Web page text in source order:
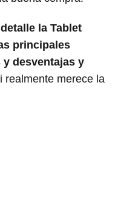
la Tablet
principales
desventajas y
realmente merece la